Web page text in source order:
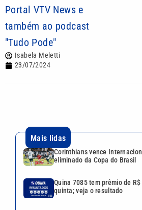
Portal VTV News e
também ao podcast
"Tudo Pode"
Isabela Meletti
23/07/2024
Mais lidas
Corinthians vence
eliminado da Copa do Brasil
Quina 7085 tem prêmio de
quinta; veja o resultado